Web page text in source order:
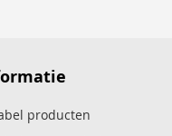
producten